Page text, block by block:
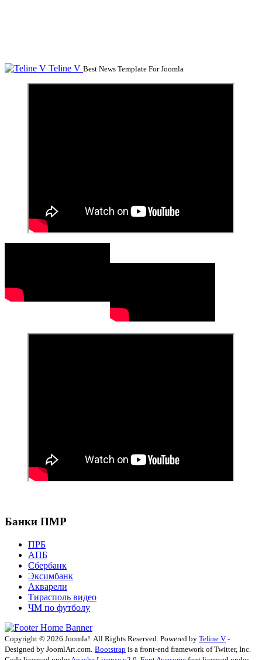
Teline V Best News Template For Joomla
Банки ПМР
ПРБ
АПБ
Сбербанк
Эксимбанк
Акварели
Тирасполь видео
ЧМ по футболу
Copyright © 2026 Joomla!. All Rights Reserved. Powered by Teline V -
Designed by JoomlArt.com. Bootstrap is a front-end framework of Twitter, Inc.